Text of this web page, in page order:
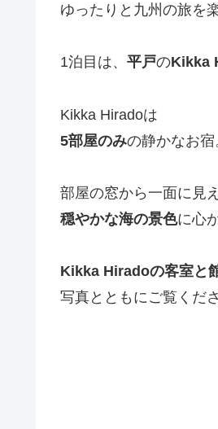
ゆったりと九州の旅を
1泊目は、 平戸のKikka
Kikka Hiradoは
5部屋のみの静かなお宿
部屋の窓から一面に見
穏やかな海の景色に心
Kikka Hiradoの客室と
写真とともにご覧くださ